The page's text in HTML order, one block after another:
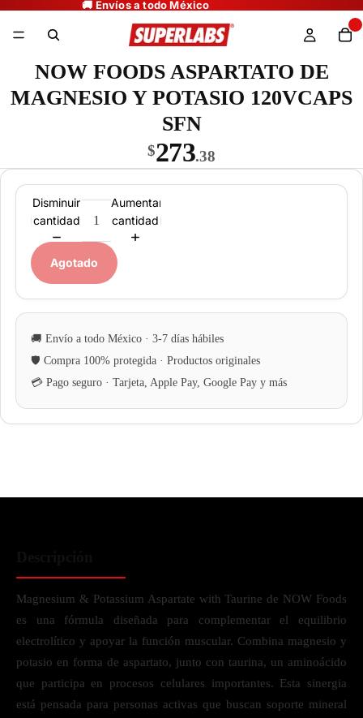
NOW FOODS ASPARTATO DE
MAGNESIO Y POTASIO 120VCAPS
SFN
$273.38
Disminuir
cantidad
Aumentar
cantidad
Agotado
Magnesium & Potassium Aspartate with Taurine de NOW Foods
es una fórmula diseñada para complementar el equilibrio
electrolítico y apoyar la función muscular. Combina magnesio y
potasio en forma de aspartato, junto con taurina, un aminoácido
que participa en procesos celulares importantes. Esta sinergia
está pensada para personas activas que buscan soporte mineral